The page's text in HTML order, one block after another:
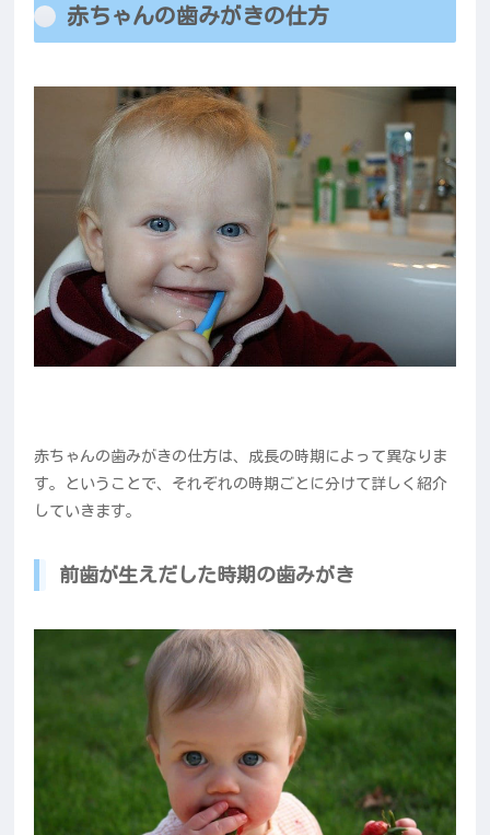
赤ちゃんの歯みがきの仕方
赤ちゃんの歯みがきの仕方は、成長の時期によって異なりま
す。ということで、それぞれの時期ごとに分けて詳しく紹介
していきます。
前歯が生えだした時期の歯みがき